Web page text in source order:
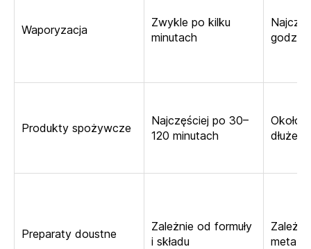
Waporyzacja
Zwykle po kilku
minutach
godzin
Produkty spożywcze
Najczęściej po 30–
120 minutach
Około
dłużej
Preparaty doustne
Zależnie od formuły
i składu